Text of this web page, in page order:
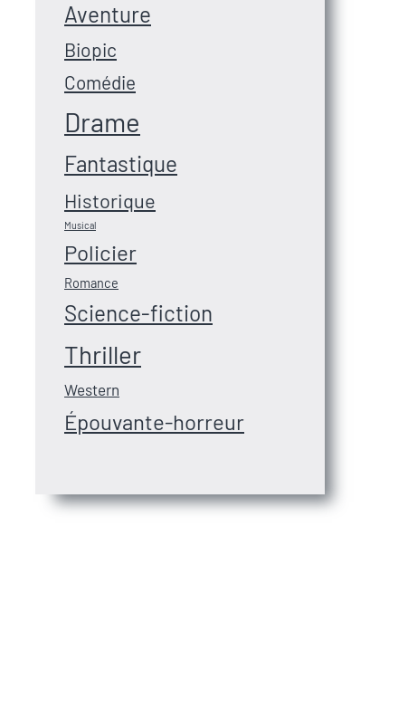
Aventure
Biopic
Comédie
Drame
Fantastique
Historique
Musical
Policier
Romance
Science-fiction
Thriller
Western
Épouvante-horreur